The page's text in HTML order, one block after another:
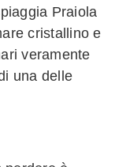
Praiola
cristallino e
veramente
una delle